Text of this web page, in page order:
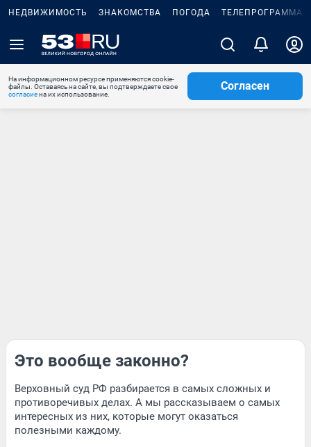
НЕДВИЖИМОСТЬ ЗНАКОМСТВА ПОГОДА ТЕЛЕПРОГРАММА
На информационном ресурсе применяются cookie-
файлы. Оставаясь на сайте, вы подтверждаете свое
согласиена их использование.
Согласен
Это вообще законно?
Верховный суд РФ разбирается в самых сложных и
противоречивых делах. А мы рассказываем о самых
интересных из них, которые могут оказаться
полезными каждому.